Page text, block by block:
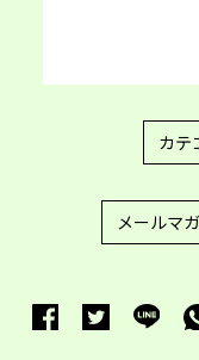
カテ
メールマ